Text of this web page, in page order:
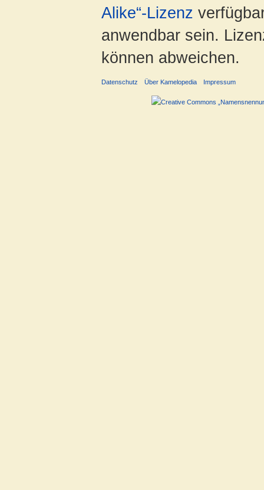
Alike“-Lizenz
anwendbar sein.
können abweichen.
Datenschutz Über Kamelopedia Impressum